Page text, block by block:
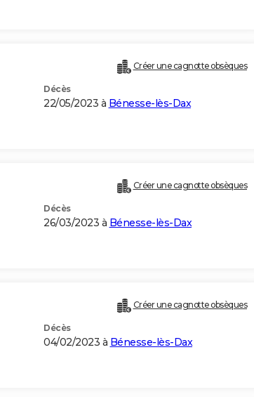
Créer une cagnotte obsèques
Décès
22/05/2023 à Bénesse-lès-Dax
Créer une cagnotte obsèques
Décès
26/03/2023 à Bénesse-lès-Dax
Créer une cagnotte obsèques
Décès
04/02/2023 à Bénesse-lès-Dax